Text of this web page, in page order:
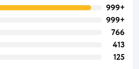
999+
999+
766
413
125